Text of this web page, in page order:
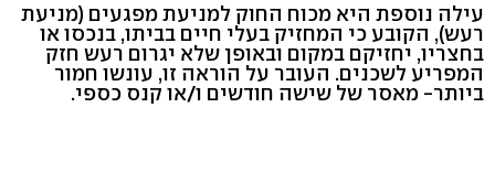
עילה נוספת היא מכוח החוק למניעת מפגעים (מניעת
רעש), הקובע כי המחזיק בעלי חיים בביתו, בנכסו או
בחצריו, יחזיקם במקום ובאופן שלא יגרום רעש חזק
המפריע לשכנים. העובר על הוראה זו, עונשו חמור
ביותר- מאסר של שישה חודשים ו/או קנס כספי.